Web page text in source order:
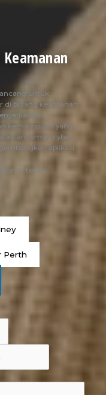
untuk
di bidang keamanan
kemampuan yang
ancaman cyber,
aplikasi
telah
Perth